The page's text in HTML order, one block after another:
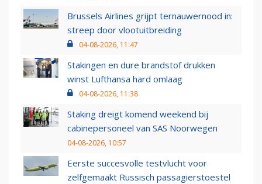
Brussels Airlines grijpt ternauwernood in:
streep door vlootuitbreiding
04-08-2026, 11:47
Stakingen en dure brandstof drukken
winst Lufthansa hard omlaag
04-08-2026, 11:38
Staking dreigt komend weekend bij
cabinepersoneel van SAS Noorwegen
04-08-2026, 10:57
Eerste succesvolle testvlucht voor
zelfgemaakt Russisch passagierstoestel